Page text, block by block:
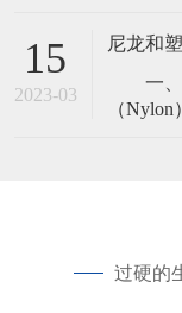
这制作
容，而
性，具
15
2023-03
尼龙和
一、性质不同
（
应聚合
过硬的